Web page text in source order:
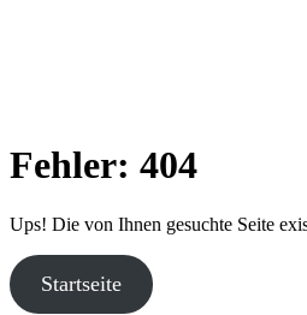
Fehler: 404
Ups! Die von Ihnen gesuchte Seite
Startseite